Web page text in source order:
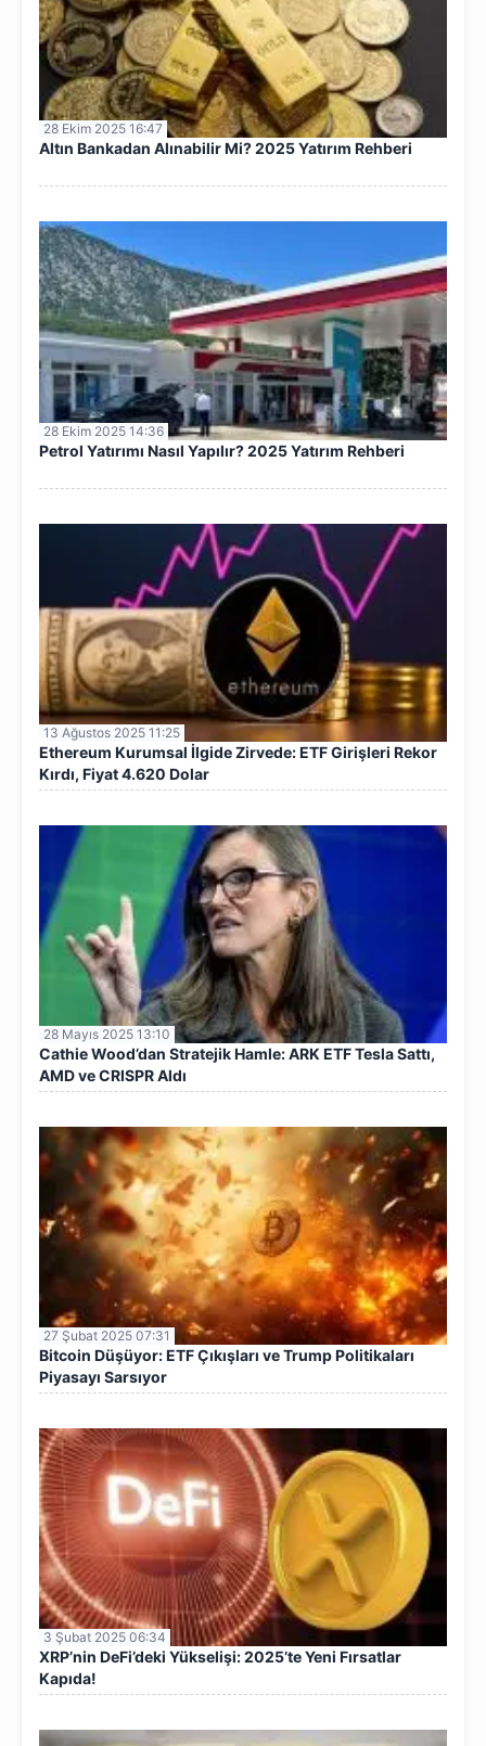
28 Ekim 2025 16:47
Altın Bankadan Alınabilir Mi? 2025 Yatırım Rehberi
28 Ekim 2025 14:36
Petrol Yatırımı Nasıl Yapılır? 2025 Yatırım Rehberi
13 Ağustos 2025 11:25
Ethereum Kurumsal İlgide Zirvede: ETF Girişleri Rekor
Kırdı, Fiyat 4.620 Dolar
28 Mayıs 2025 13:10
Cathie Wood’dan Stratejik Hamle: ARK ETF Tesla Sattı,
AMD ve CRISPR Aldı
27 Şubat 2025 07:31
Bitcoin Düşüyor: ETF Çıkışları ve Trump Politikaları
Piyasayı Sarsıyor
3 Şubat 2025 06:34
XRP’nin DeFi’deki Yükselişi: 2025’te Yeni Fırsatlar
Kapıda!